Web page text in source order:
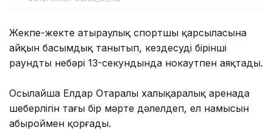
Жекпе-жекте атыраулық спортшы қарсыласына
айқын басымдық танытып, кездесуді бірінші
раундтың небәрі 13-секундында нокаутпен аяқтады.
Осылайша Елдар Отаралы халықаралық аренада
шеберлігін тағы бір мәрте дәлелдеп, ел намысын
абыроймен қорғады.